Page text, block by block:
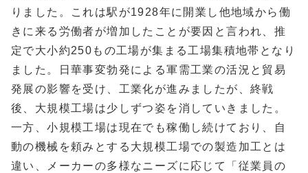
りました。これは駅が1928年に開業し他地域から働
きに来る労働者が増加したことが要因と言われ、推
定で大小約250もの工場が集まる工場集積地帯となり
ました。日華事変勃発による軍需工業の活況と貿易
発展の影響を受け、工業化が進みましたが、終戦
後、大規模工場は少しずつ姿を消していきました。
一方、小規模工場は現在でも稼働し続けており、自
動の機械を頼みとする大規模工場での製造加工とは
違い、メーカーの多様なニーズに応じて「従業員の